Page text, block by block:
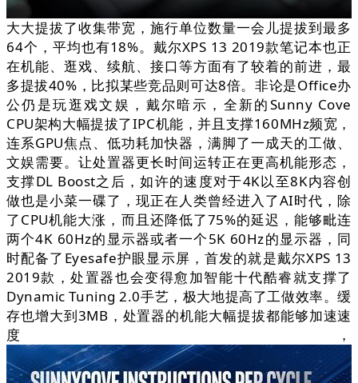
大大提拔了收集带宽，施行单位数量一会儿提拔到最多
64个，平均也有18%。戴尔XPS 13 2019款笔记本也正
在机能、逛戏、续航、接口等方面有了较着的前进，最
多提拔40%，比拟某些竞品则可达8倍。非论是Office办
公仍是玩逛戏文娱，戴尔暗示，全新的Sunny Cove
CPU架构大幅提拔了IPC机能，并且支撑160MHz频宽，
连系GPU焦点、低功耗加快器，满脚了一成天的工做、
文娱需要。让处置器更长时间运转正在更高机能形态，
支撑DL Boost之后，如许的速度对于4K以至8K内容创
做也是小菜一碟了，现正在人类曾经进入了AI时代，除
了CPU机能大涨，而且还降低了75%的延迟，能够毗连
两个4K 60Hz的显示器或者一个5K 60Hz的显示器，同
时配备了Eyesafe护眼显示屏，首发的就是戴尔XPS 13
2019款，处置器也会变得愈加智能十代酷睿就支撑了
Dynamic Tuning 2.0手艺，极大地提高了工做效率。缓
存也增大到3MB，处置器的机能大幅提拔都能够加速速
度，